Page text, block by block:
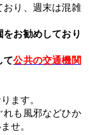
り、週末は混雑
お勧めしており
て公共の交通機関
ます。
も風邪などひか
せ。